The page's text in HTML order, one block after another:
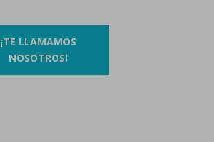
¡TE LLAMAMOS
NOSOTROS!